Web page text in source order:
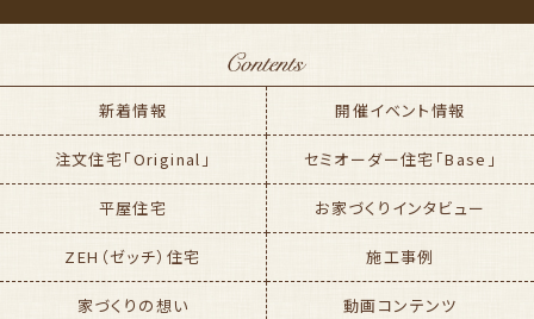
新着情報 開催イベント情報
注文住宅「Original」 セミオーダー住宅「Base」
平屋住宅 お家づくりインタビュー
ZEH（ゼッチ）住宅 施工事例
家づくりの想い 動画コンテンツ